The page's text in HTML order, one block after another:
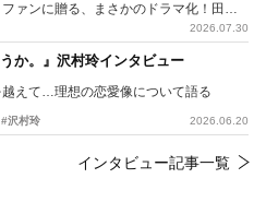
『侍タイムスリッパー』ファンに贈る、まさかのドラマ化！田村ツトム×沙倉ゆうのが語る『心配無用ノ介』撮影秘話
2026.07.30
か。』沢村玲インタビュー
えて…理想の恋愛像について語る
#沢村玲 2026.06.20
インタビュー記事一覧